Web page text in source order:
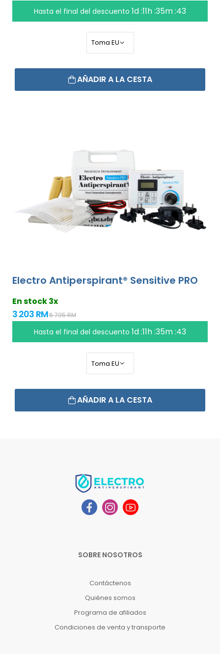
Hasta el final del descuento 1d :11h :35m :42
AÑADIR A LA CESTA
Electro Antiperspirant® Sensitive PRO
En stock 3x
3 203 RM6 705 RM
Hasta el final del descuento 1d :11h :35m :42
AÑADIR A LA CESTA
SOBRE NOSOTROS
Contáctenos
Quiénes somos
Programa de afiliados
Condiciones de venta y transporte